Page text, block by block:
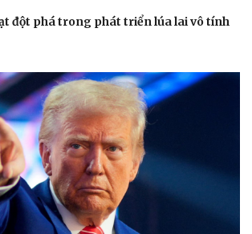
đột phá trong phát triển lúa lai vô tính